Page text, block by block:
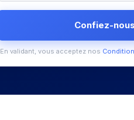
Confiez-
En validant, vous acceptez nos